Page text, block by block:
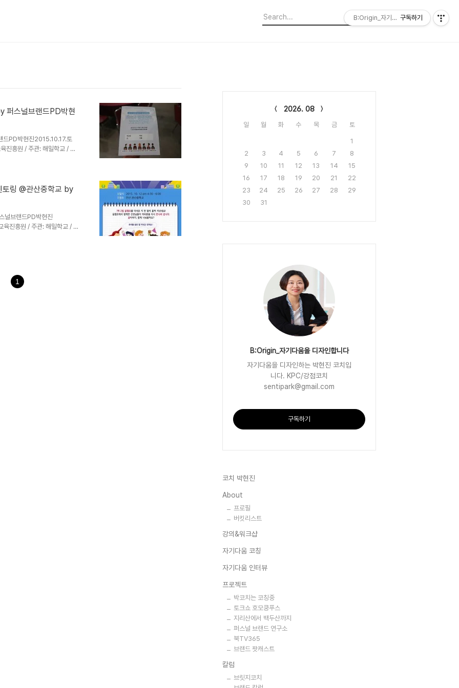
드PD박현진2015.10.17.토
진흥원 / 주관: 해밀학교 / 운
: 조연심, 박현진, 강재신, 이
함께하는 코칭파티.지난 번
의 미니강연과 미니워크숍 강
링 @관산중학교 by
널브랜드PD박현진
진흥원 / 주관: 해밀학교 / 운
: 박현진, 강재신, 이혜미, 이
만 참여하기로 했다. 교장선
기술교육을 앞세운 특성화
1
2026. 08
일 월 화 수 목 금 토
1
2
3 4 5 6 7
8
9
10 11 12 13 14
15
16
17 18 19 20 21
22
23
24 25 26 27 28
29
30
31
B:Origin_자기다움을 디자인합니다
자기다움을 디자인하는 박현진 코치입
니다. KPC/강점코치
sentipark@gmail.com
구독하기
코치 박현진
About
프로필
버킷리스트
강의&워크샵
자기다움 코칭
자기다움 인터뷰
프로젝트
박코치는 코칭중
토크쇼 호모쿵푸스
지리산에서 백두산까지
퍼스널 브랜드 연구소
북TV365
브랜드 팟캐스트
칼럼
브릿지코치
B:Origin_자기다움을 디자인합니다
구독하기